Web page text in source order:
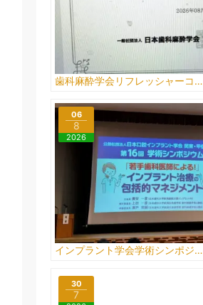
歯科麻酔学会リフレッシャーコ…
インプラント学会学術シンポジ…
06
8
2026
30
7